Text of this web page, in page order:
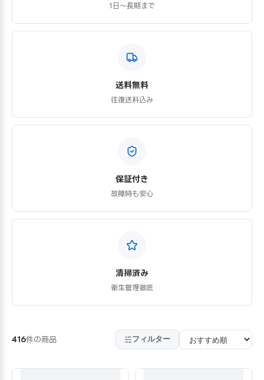
1日〜長期まで
送料無料
往復送料込み
保証付き
故障時も安心
清掃済み
衛生管理徹底
416件の商品 フィルター